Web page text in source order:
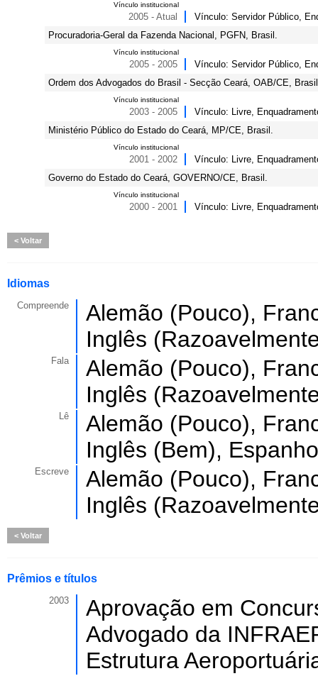
Vínculo institucional
2005 - Atual
Vínculo: Servidor Público,
Procuradoria-Geral da Fazenda Nacional, PGFN, Brasil.
Vínculo institucional
2005 - 2005
Vínculo: Servidor Público,
Ordem dos Advogados do Brasil - Secção Ceará, OAB/CE,
Vínculo institucional
2003 - 2005
Vínculo: Livre,
Ministério Público do Estado do Ceará, MP/CE, Brasil.
Vínculo institucional
2001 - 2002
Vínculo: Livre,
Governo do Estado do Ceará, GOVERNO/CE, Brasil.
Vínculo institucional
2000 - 2001 Vínculo: Livre,
Voltar
Idiomas
Compreende
Alemão (Pouco),
Inglês
Fala
Alemão (Pouco),
Inglês
Lê
Alemão (Pouco),
Inglês (Bem),
Escreve
Alemão (Pouco),
Inglês
Voltar
Prêmios e títulos
2003
Aprovação em
Advogado da
Estrutura